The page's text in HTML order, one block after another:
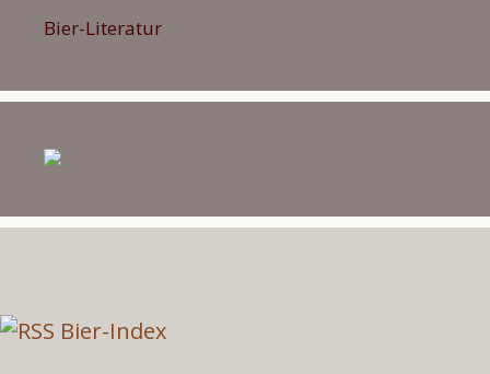
Bier-Literatur
Bier-Index